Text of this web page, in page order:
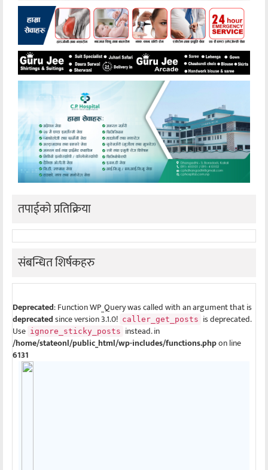
तपाईको प्रतिक्रिया
संबन्धित शिर्षकहरु
Deprecated: Function WP_Query was called with an argument that is
deprecatedsince version 3.1.0! caller_get_posts is deprecated.
Use ignore_sticky_posts instead. in
/home/stateonl/public_html/wp-includes/functions.phpon line
6131